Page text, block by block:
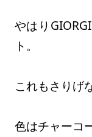
やはり
ト。
これもさりげ
色はチャーコ